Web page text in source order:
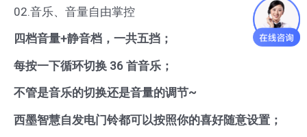
02.音乐、音量自由掌控
四档音量+静音档，一共五挡 ；
每按一下循环切换 36 首音乐；
不管是音乐的切换还是音量的调节~
西墨智慧自发电门铃都可以按照你的喜好随意设置；